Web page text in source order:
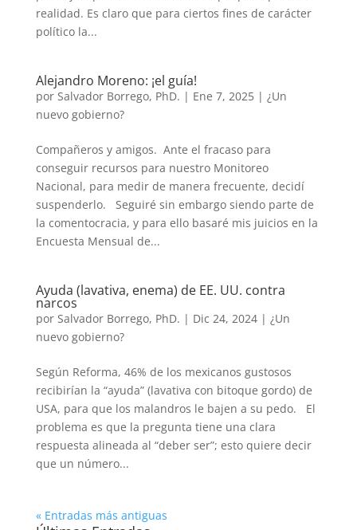
realidad. Es claro que para ciertos fines de carácter
político la...
Alejandro Moreno: ¡el guía!
por Salvador Borrego, PhD. | Ene 7, 2025| ¿Un
nuevo gobierno?
Compañeros y amigos. Ante el fracaso para
conseguir recursos para nuestro Monitoreo
Nacional, para medir de manera frecuente, decidí
suspenderlo. Seguiré sin embargo siendo parte de
la comentocracia, y para ello basaré mis juicios en la
Encuesta Mensual de...
Ayuda (lavativa, enema) de EE. UU. contra
narcos
por Salvador Borrego, PhD. | Dic 24, 2024| ¿Un
nuevo gobierno?
Según Reforma, 46% de los mexicanos gustosos
recibirían la “ayuda” (lavativa con bitoque gordo) de
USA, para que los malandros le bajen a su pedo. El
problema es que la pregunta tiene una clara
respuesta alineada al “deber ser”; esto quiere decir
que un número...
« Entradas más antiguas